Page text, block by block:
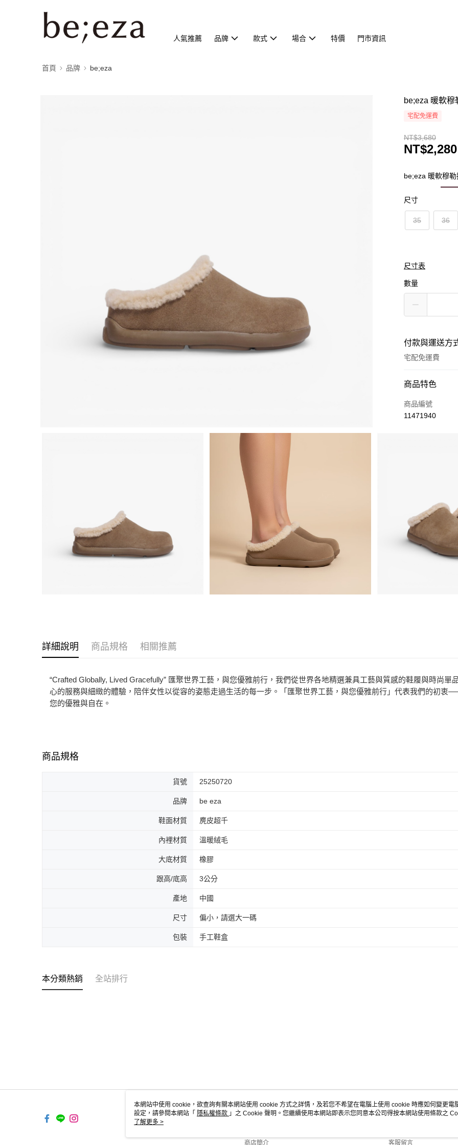
人氣推薦 品牌 款式 場合 特價 門市資訊
首頁 品牌 be;eza
be;eza 暖軟穆
宅配免運費
NT$3,680
NT$2,280
be;eza 暖軟穆勒
尺寸
35 36
尺寸表
數量
付款與運送方
宅配免運費
付款方式
信用卡一次付款
運送方式
宅配
免運費
商品特色
商品編號
11471940
戶外流行
詳細說明 商品規格 相關推薦
“Crafted Globally, Lived Gracefully” 匯聚世界工藝，與您優雅前行，我們從世界各地精選兼具工藝與質感的鞋履與時尚
心的服務與細緻的體驗，陪伴女性以從容的姿態走過生活的每一步。「匯聚世界工藝，與您優雅前行」代表我們的初
您的優雅與自在。
商品規格
貨號 25250720
品牌 be eza
鞋面材質 麂皮超千
內裡材質 溫暖絨毛
大底材質 橡膠
跟高/底高 3公分
產地 中國
尺寸 偏小，請選大一碼
包裝 手工鞋盒
本分類熱銷 全站排行
關於我們
商店簡介
客服資訊
客服留言
本網站中使用 cookie，欲查詢有關本網站使用 cookie 方式之詳情，及若您不希望在電腦上使用 cookie 時應如何變更電
設定，請參閱本網站「 隱私權條款 」之 Cookie 聲明。您繼續使用本網站即表示您同意本公司得按本網站使用條款之
使用 cookie。
了解更多 >